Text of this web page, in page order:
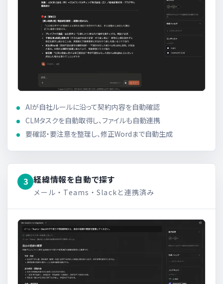
AIが自社ルールに沿って契約内容を自動確認
CLMタスクを自動取得し、ファイルも自動連携
要確認・要注意を整理し、修正Wordまで自動生成
3 経緯情報を自動で探す
メール・Teams・Slackと連携済み